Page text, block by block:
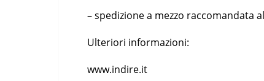
– spedizione a mezzo raccomandata
Ulteriori informazioni:
www.indire.it